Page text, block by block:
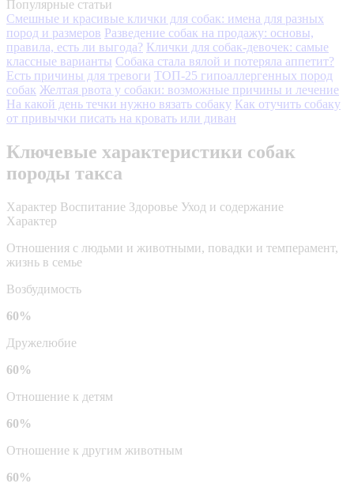
Популярные статьи
Смешные и красивые клички для собак: имена для разных
пород и размеров Разведение собак на продажу: основы,
правила, есть ли выгода? Клички для собак-девочек: самые
классные варианты Собака стала вялой и потеряла аппетит?
Есть причины для тревоги ТОП-25 гипоаллергенных пород
собак Желтая рвота у собаки: возможные причины и лечение
На какой день течки нужно вязать собаку Как отучить собаку
от привычки писать на кровать или диван
Ключевые характеристики собак
породы такса
Характер Воспитание Здоровье Уход и содержание
Характер
Отношения с людьми и животными, повадки и темперамент,
жизнь в семье
Возбудимость
60%
Дружелюбие
60%
Отношение к детям
60%
Отношение к другим животным
60%